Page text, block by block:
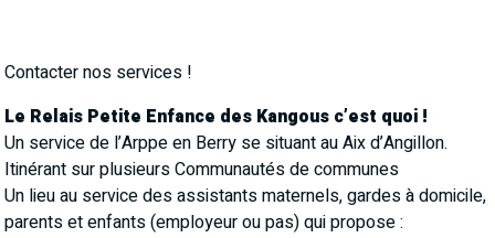
Contacter nos services !
Le Relais Petite Enfance des Kangous c’est quoi !
Un service de l’Arppe en Berry se situant au Aix d’Angillon.
Itinérant sur plusieurs Communautés de communes
Un lieu au service des assistants maternels, gardes à domicile,
parents et enfants (employeur ou pas) qui propose :